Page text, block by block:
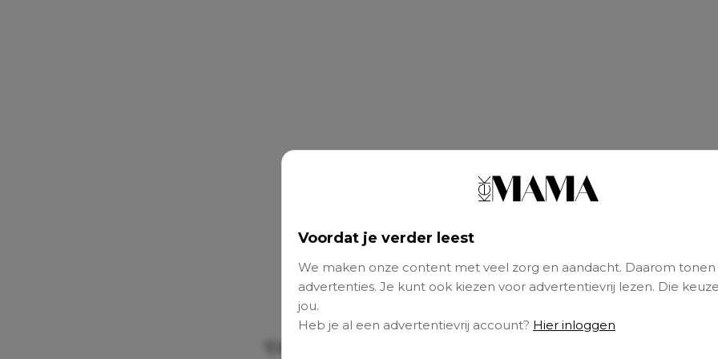
Voordat je verder leest
We maken onze content met veel zorg en aandacht. Daarom tonen
advertenties. Je kunt ook kiezen voor advertentievrij lezen. Die
jou.
Heb je al een advertentievrij account? Hier inloggen